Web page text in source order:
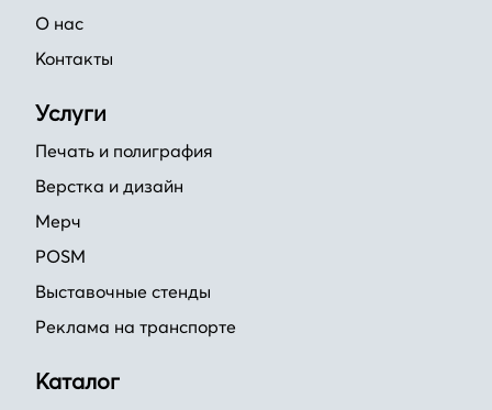
О нас
Контакты
Услуги
Печать и полиграфия
Верстка и дизайн
Мерч
POSM
Выставочные стенды
Реклама на транспорте
Каталог